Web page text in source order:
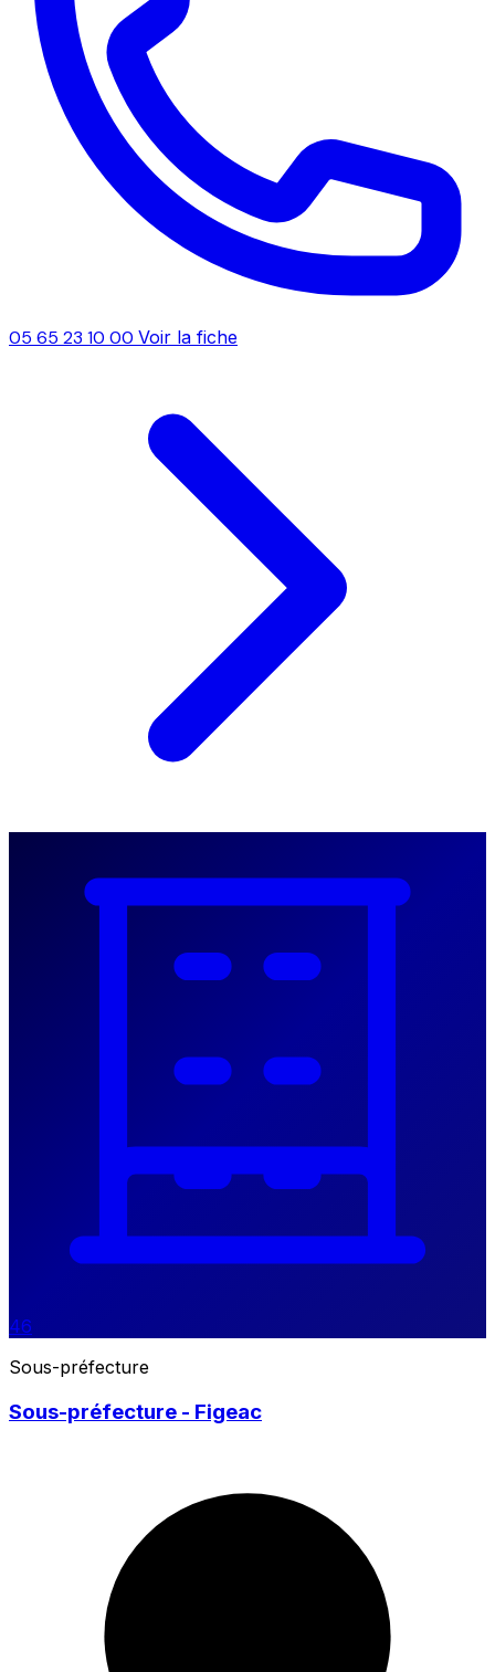
05 65 23 10 00 Voir la fiche
46
Sous-préfecture
Sous-préfecture - Figeac